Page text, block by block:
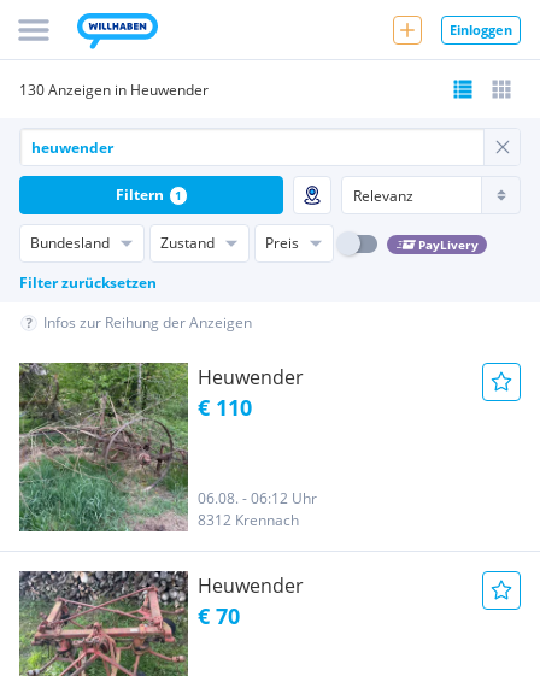
Einloggen
130 Anzeigen in Heuwender
Bundesland Zustand Preis PayLivery
Filter zurücksetzen
Filtern 1
Infos zur Reihung der Anzeigen
Heuwender
€ 110
06.08. - 06:12 Uhr
8312 Krennach
Heuwender
€ 70